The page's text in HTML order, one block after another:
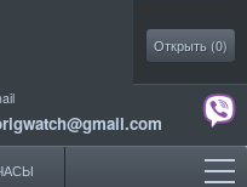
Открыть (0)